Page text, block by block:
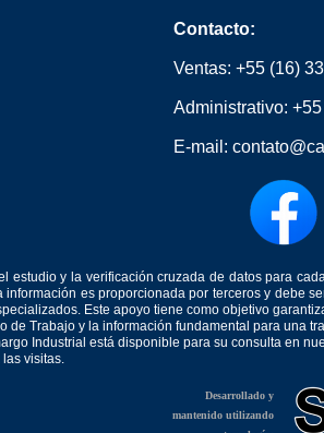
Contacto:
Ventas: +55 (16)
Administrativo:
E-mail:
estudio y la verificación cruzada de datos para
información es proporcionada por terceros y debe
Este apoyo tiene como objetivo
de Trabajo y la información fundamental para una
Industrial está disponible para su consulta en
visitas.
Desarrollado y
mantenido utilizando